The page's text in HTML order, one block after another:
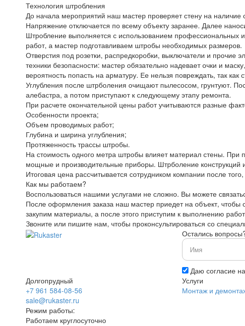
Технология штробления
До начала мероприятий наш мастер проверяет стену на наличие
Напряжение отключается по всему объекту заранее. Далее
Штробление выполняется с использованием профессиональных
работ, а мастер подготавливаем штробы необходимых размеров.
Отверстия под розетки, распредкоробки, выключатели и прочие
техники безопасности: мастер обязательно надевает очки и
вероятность попасть на арматуру. Ее нельзя повреждать, так как
Углубления после штрболения очищают пылесосом, грунтуют.
алебастра, а потом приступают к следующему этапу ремонта.
При расчете окончательной цены работ учитываются разные
Особенности проекта;
Объем проводимых работ;
Глубина и ширина углубления;
Протяженность трассы штробы.
На стоимость одного метра штробы влияет материал стены. При
мощные и производительные приборы. Штрболение конструкций
Итоговая цена рассчитывается сотрудником компании после
Как мы работаем?
Воспользоваться нашими услугами не сложно. Вы можете
После оформления заказа наш мастер приедет на объект, чтобы
закупим материалы, а после этого приступим к выполнению
Звоните или пишите нам, чтобы проконсультироваться со
Остались
Даю согласие
Долгопрудный
+7 961 584-08-56
sale@rukaster.ru
Режим работы:
Работаем круглосуточно
Услуги
Монтаж и